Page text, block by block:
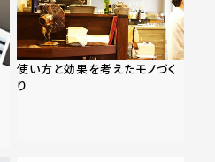
使い方と効果を考えたモノづく
り